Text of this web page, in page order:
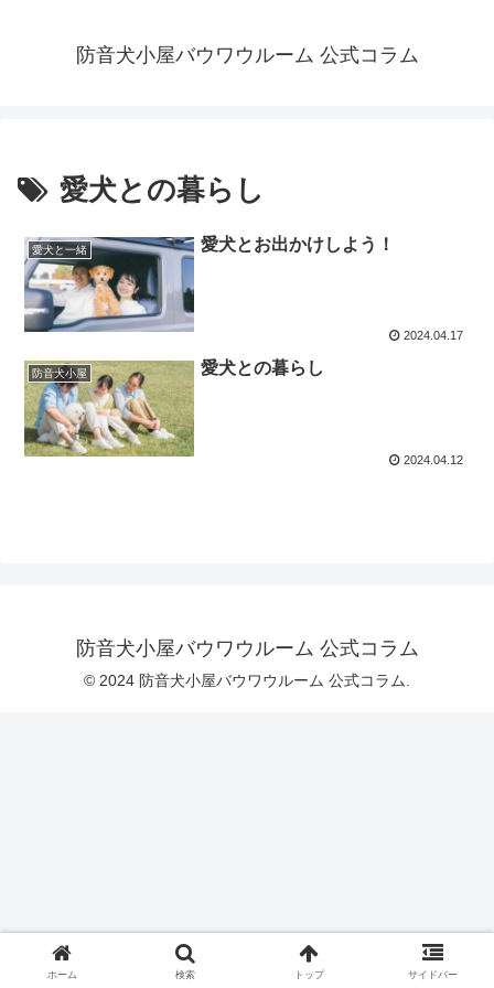
防音犬小屋バウワウルーム 公式コラム
愛犬との暮らし
愛犬と一緒 愛犬とお出かけしよう！
2024.04.17
防音犬小屋 愛犬との暮らし
2024.04.12
防音犬小屋バウワウルーム 公式コラム
© 2024 防音犬小屋バウワウルーム 公式コラム.
ホーム 検索 トップ サイドバー